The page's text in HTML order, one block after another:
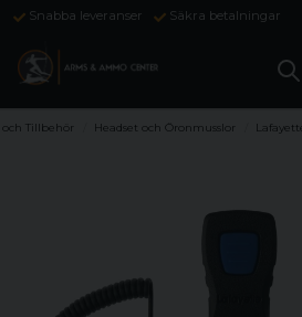
Snabba leveranser Säkra betalningar
och Tillbehör Headset och Öronmusslor